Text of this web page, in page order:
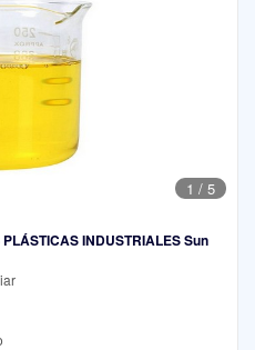
1 / 5
INDUSTRIALES Sun